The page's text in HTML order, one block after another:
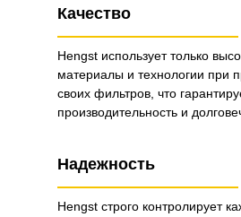
Качество
Надежность
Hengst использует только
материалы и технологии при
своих фильтров, что
производительность и
Hengst строго контролирует